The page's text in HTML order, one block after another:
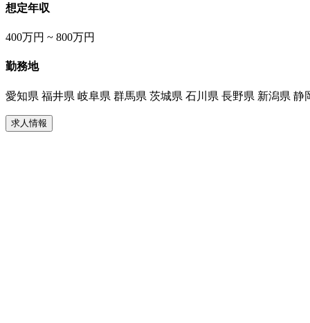
想定年収
400万円 ~ 800万円
勤務地
愛知県 福井県 岐阜県 群馬県 茨城県 石川県 長野県 新潟県 静
求人情報